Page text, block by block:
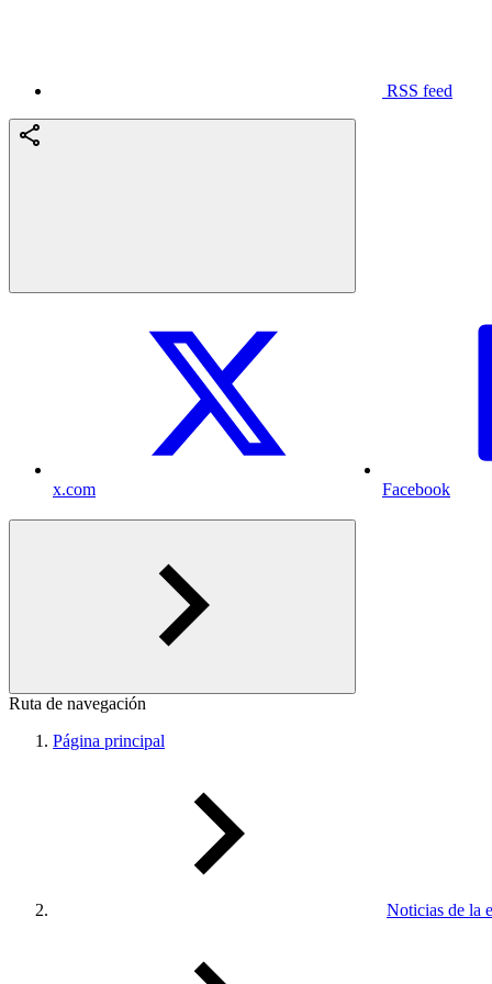
RSS feed
x.com Facebook
Ruta de navegación
Página principal
Noticias de la